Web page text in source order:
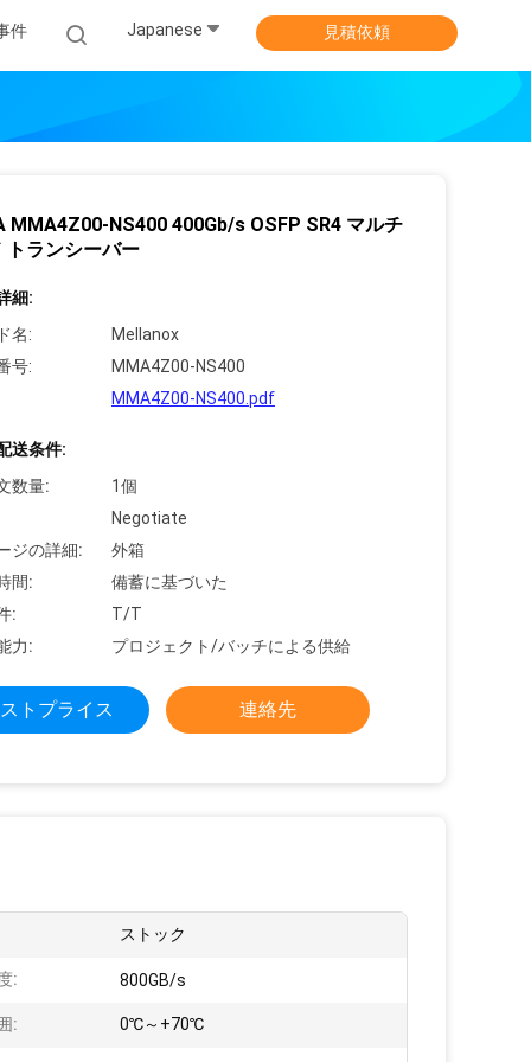
件 Japanese 見積依頼
MMA4Z00-NS400 400Gb/s OSFP SR4 マルチ
トランシーバー
細:
名:
Mellanox
号:
MMA4Z00-NS400
MMA4Z00-NS400.pdf
送条件:
数量:
1個
Negotiate
ジの詳細:
外箱
間:
備蓄に基づいた
:
T/T
力:
プロジェクト/バッチによる供給
トプライス 連絡先
ストック
: 800GB/s
: 0℃～+70℃